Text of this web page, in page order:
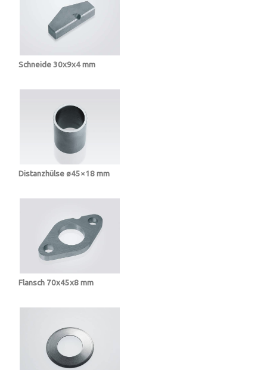
Schneide 30x9x4 mm
Distanzhülse ø45×18 mm
Flansch 70x45x8 mm